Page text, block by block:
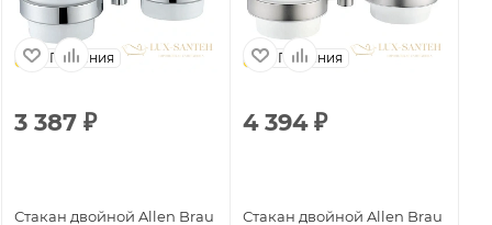
Германия
3 387 ₽
Стакан двойной Allen Brau
Германия
4 394₽
Стакан двойной Allen Brau